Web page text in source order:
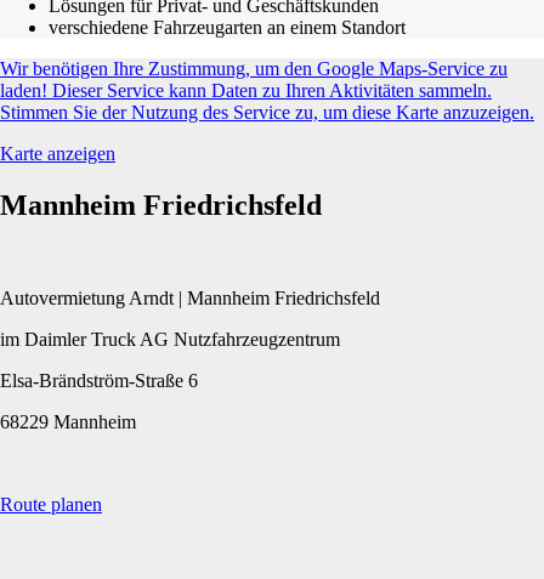
Lösungen für Privat- und Geschäftskunden
verschiedene Fahrzeugarten an einem Standort
Wir benötigen Ihre Zustimmung, um den Google Maps-Service zu
laden! Dieser Service kann Daten zu Ihren Aktivitäten sammeln.
Stimmen Sie der Nutzung des Service zu, um diese Karte anzuzeigen.
Karte anzeigen
Mannheim Friedrichsfeld
Autovermietung Arndt | Mannheim Friedrichsfeld
im Daimler Truck AG Nutzfahrzeugzentrum
Elsa-Brändström-Straße 6
68229 Mannheim
Route planen